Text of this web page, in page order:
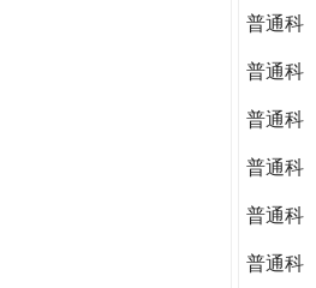
普通科
普通科
普通科
普通科
普通科
普通科